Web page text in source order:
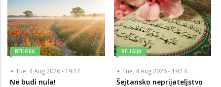
RELIGIJA
Tue, 4 Aug 2026 - 19:17
Ne budi nula!
RELIGIJA
Tue, 4 Aug 2026 - 19:14
Šejtansko neprijateljstvo